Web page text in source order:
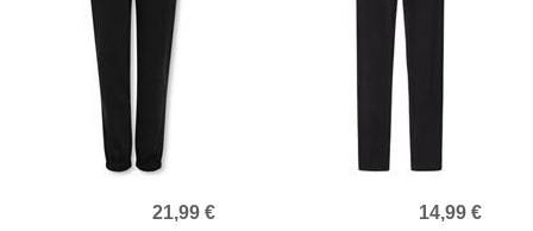
21,99 € 14,99 €